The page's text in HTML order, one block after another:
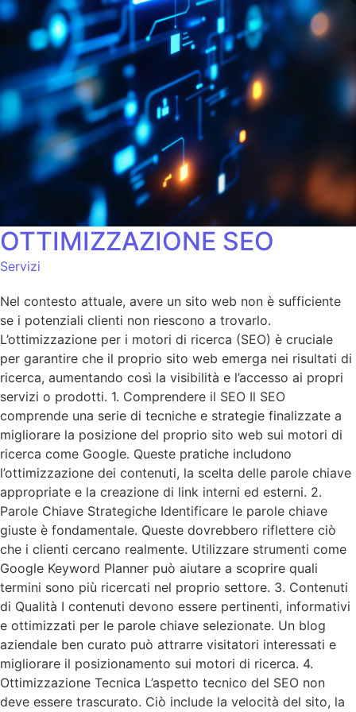
OTTIMIZZAZIONE SEO
Servizi
Nel contesto attuale, avere un sito web non è sufficiente
se i potenziali clienti non riescono a trovarlo.
L’ottimizzazione per i motori di ricerca (SEO) è cruciale
per garantire che il proprio sito web emerga nei risultati di
ricerca, aumentando così la visibilità e l’accesso ai propri
servizi o prodotti. 1. Comprendere il SEO Il SEO
comprende una serie di tecniche e strategie finalizzate a
migliorare la posizione del proprio sito web sui motori di
ricerca come Google. Queste pratiche includono
l’ottimizzazione dei contenuti, la scelta delle parole chiave
appropriate e la creazione di link interni ed esterni. 2.
Parole Chiave Strategiche Identificare le parole chiave
giuste è fondamentale. Queste dovrebbero riflettere ciò
che i clienti cercano realmente. Utilizzare strumenti come
Google Keyword Planner può aiutare a scoprire quali
termini sono più ricercati nel proprio settore. 3. Contenuti
di Qualità I contenuti devono essere pertinenti, informativi
e ottimizzati per le parole chiave selezionate. Un blog
aziendale ben curato può attrarre visitatori interessati e
migliorare il posizionamento sui motori di ricerca. 4.
Ottimizzazione Tecnica L’aspetto tecnico del SEO non
deve essere trascurato. Ciò include la velocità del sito, la